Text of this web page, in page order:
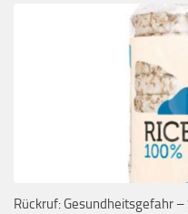
Rückruf: Gesundheitsgefahr